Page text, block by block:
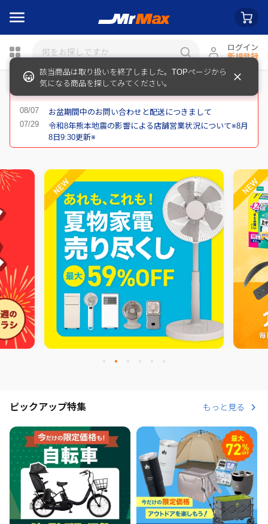
ログイン
新規登録
お盆期間中のお問い合わせと配送につきまして
令和8年熊本地震の影響による店舗営業状況について※8月
8日9:30更新※
ピックアップ特集 もっと見る
該当商品は取り扱いを終了しました。TOPページから
気になる商品を探してみてください。